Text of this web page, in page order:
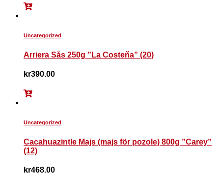
Uncategorized
Arriera Sås 250g ”La Costeña” (20)
kr390.00
Uncategorized
Cacahuazintle Majs (majs för pozole) 800g ”Carey”
(12)
kr468.00